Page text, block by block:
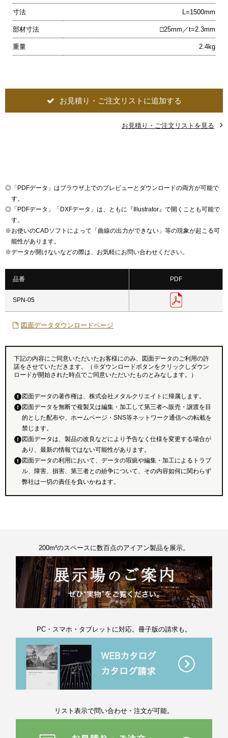
寸法 L=1500mm
部材寸法 □25mm／t=2.3mm
重量 2.4kg
お見積り・ご注文リストに追加する
お見積り・ご注文リストを見る
◎ 「PDFデータ」はブラウザ上でのプレビューとダウンロードの両方が可能で
す。
◎ 「PDFデータ」「DXFデータ」は、ともに『Illustrator』で開くことも可能で
す。
※お使いのCADソフトによって「曲線の出力ができない」等の現象が起こる可
能性があります。
※データが開けないなどの際は、お気軽にお問い合わせください。
品番 PDF
SPN-05
図面データダウンロードページ
下記の内容にご同意いただいたお客様にのみ、図面データのご利用の許
諾をさせていただきます。（※ダウンロードボタンをクリックしダウン
ロードが開始された時点でご同意いただいたものとみなします。）
図面データの著作権は、株式会社メタルクリエイトに帰属します。
図面データを無断で複製又は編集・加工して第三者へ販売・譲渡を目
的とした配布や、ホームページ・SNS等ネットワーク通信への転載を
禁じます。
図面データは、製品の改良などにより予告なく仕様を変更する場合が
あり、最新の情報ではない可能性があります。
図面データの利用において、データの瑕疵や編集・加工によるトラブ
ル、障害、損害、第三者との紛争について、その内容如何に関わらず
弊社は一切の責任を負いかねます。
200m²のスペースに数百点のアイアン製品を展示。
PC・スマホ・タブレットに対応。冊子版の請求も。
リスト表示で問い合わせ・注文が可能。